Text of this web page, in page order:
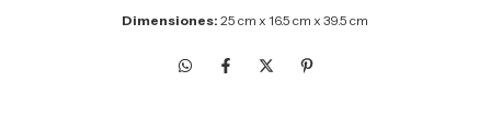
Dimensiones: 25 cm x 16.5 cm x 39.5 cm